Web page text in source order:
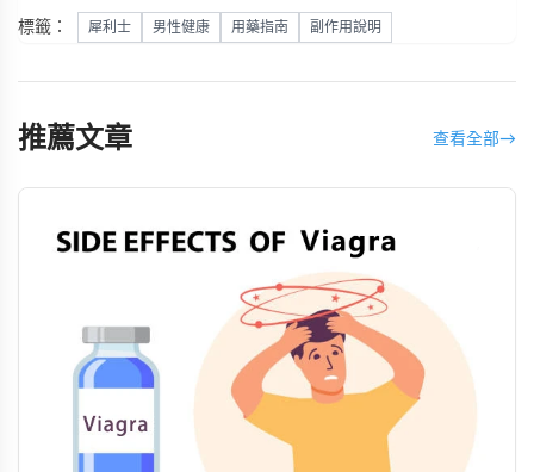
標籤： 犀利士 男性健康 用藥指南 副作用說明
推薦文章 查看全部→